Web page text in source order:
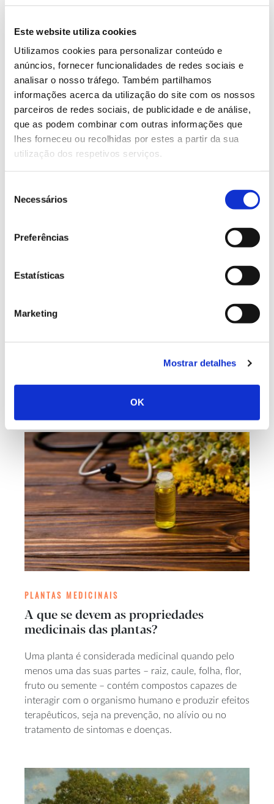
Este website utiliza cookies
Utilizamos cookies para personalizar conteúdo e
anúncios, fornecer funcionalidades de redes sociais e
analisar o nosso tráfego. Também partilhamos
informações acerca da utilização do site com os nossos
parceiros de redes sociais, de publicidade e de análise,
que as podem combinar com outras informações que
lhes forneceu ou recolhidas por estes a partir da sua
utilização dos respetivos serviços.
Necessários
Preferências
Estatísticas
Marketing
Mostrar detalhes
OK
que ainda não conta com programas de
Península Ibérica.
Cedro-do-Buçaco, em Runa, é a Árvore
O cedro de Runa foi eleito como Árvore do Ano 2026
e uma copa baixa e ampla, que se alarga por cerca
PLANTAS MEDICINAIS
A que se devem as propriedades
medicinais das plantas?
Uma planta é considerada medicinal quando pelo
menos uma das suas partes – raiz, caule, folha, flor,
fruto ou semente – contém compostos capazes de
interagir com o organismo humano e produzir efeitos
terapêuticos, seja na prevenção, no alívio ou no
tratamento de sintomas e doenças.